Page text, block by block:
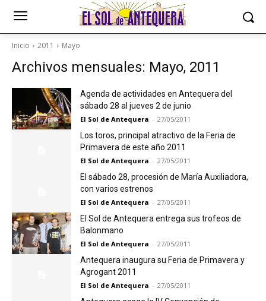
Inicio 2011 Mayo
Archivos mensuales: Mayo, 2011
Agenda de actividades en Antequera del
sábado 28 al jueves 2 de junio
El Sol de Antequera - 27/05/2011
Los toros, principal atractivo de la Feria de
Primavera de este año 2011
El Sol de Antequera - 27/05/2011
El sábado 28, procesión de María Auxiliadora,
con varios estrenos
El Sol de Antequera - 27/05/2011
El Sol de Antequera entrega sus trofeos de
Balonmano
El Sol de Antequera - 27/05/2011
Antequera inaugura su Feria de Primavera y
Agrogant 2011
El Sol de Antequera - 27/05/2011